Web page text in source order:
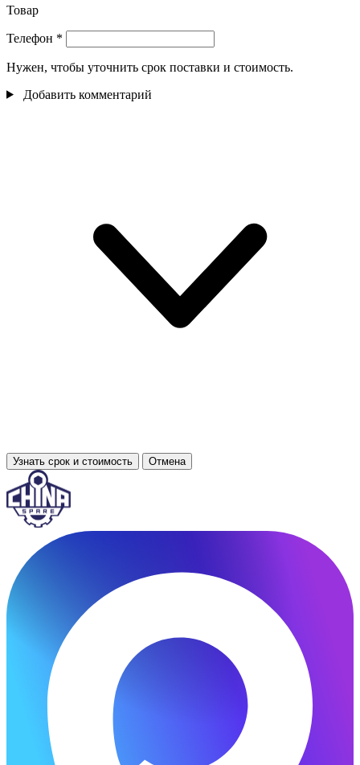
Товар
Телефон *
Нужен, чтобы уточнить срок поставки и стоимость.
Добавить комментарий
Узнать срок и стоимость Отмена